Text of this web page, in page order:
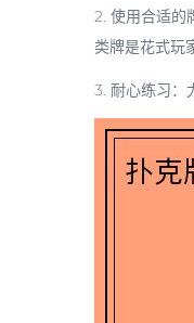
2. 使用合适的
类牌是花式玩
3. 耐心练习：